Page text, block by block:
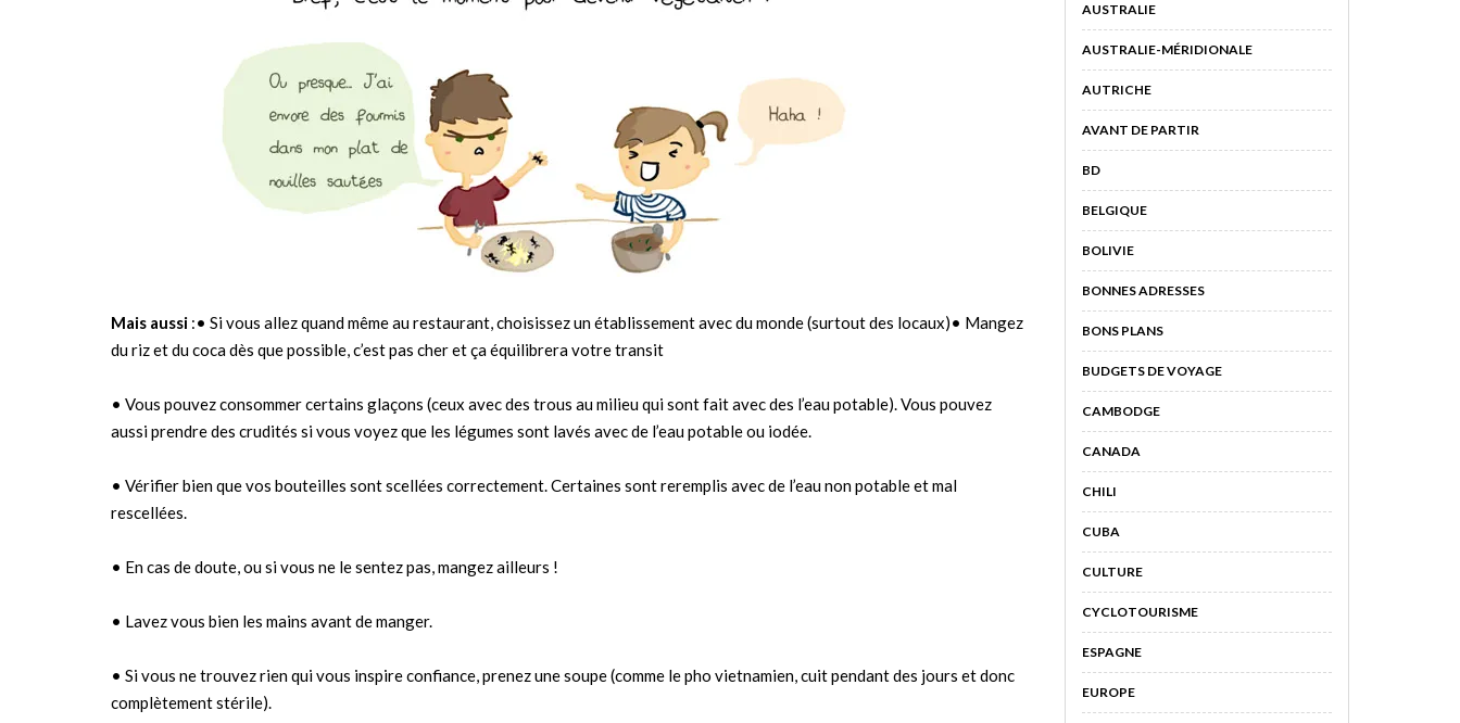
Mais aussi :• Si vous allez quand même au restaurant, choisissez un établissement avec du monde (surtout des locaux)• Mangez
du riz et du coca dès que possible, c’est pas cher et ça équilibrera votre transit
• Vous pouvez consommer certains glaçons (ceux avec des trous au milieu qui sont fait avec des l’eau potable). Vous pouvez
aussi prendre des crudités si vous voyez que les légumes sont lavés avec de l’eau potable ou iodée.
• Vérifier bien que vos bouteilles sont scellées correctement. Certaines sont reremplis avec de l’eau non potable et mal
rescellées.
• En cas de doute, ou si vous ne le sentez pas, mangez ailleurs !
• Lavez vous bien les mains avant de manger.
• Si vous ne trouvez rien qui vous inspire confiance, prenez une soupe (comme le pho vietnamien, cuit pendant des jours et donc
complètement stérile).
AUSTRALIE
AUSTRALIE-MÉRIDIONALE
AUTRICHE
AVANT DE PARTIR
BD
BELGIQUE
BOLIVIE
BONNES ADRESSES
BONS PLANS
BUDGETS DE VOYAGE
CAMBODGE
CANADA
CHILI
CUBA
CULTURE
CYCLOTOURISME
ESPAGNE
EUROPE